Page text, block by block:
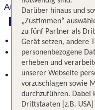
Aufenthalt, der die
Highlights
Modernes
Beeindruckende
und The Pearl
Wellness im ESPA
Erlebnisgarten
Darüber hinaus und
„Zustimmen“
zu fünf Partner als
Gerät setzen, andere
personenbezogene
erheben und
unserer Webseite
vorzuschlagen sowie
durchzuführen. Dabei
Drittstaaten [z.B.